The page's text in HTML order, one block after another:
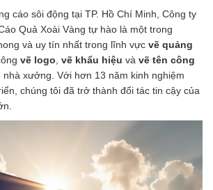
cáo sôi động tại TP. Hồ Chí Minh, Công ty
Quả Xoài Vàng tự hào là một trong
và uy tín nhất trong lĩnh vực vẽ quảng
vẽ logo, vẽ khẩu hiệu và vẽ tên công
nhà xưởng. Với hơn 13 năm kinh nghiệm
chúng tôi đã trở thành đối tác tin cậy của